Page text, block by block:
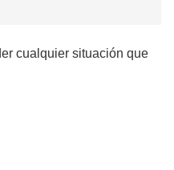
cualquier situación que